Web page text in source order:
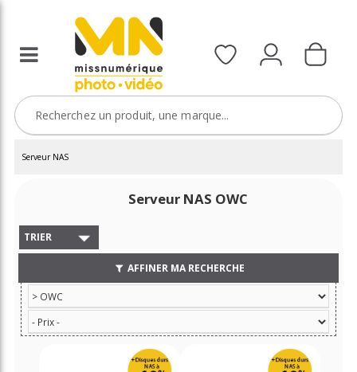
Serveur NAS
Serveur NAS OWC
TRIER
AFFINER MA RECHERCHE